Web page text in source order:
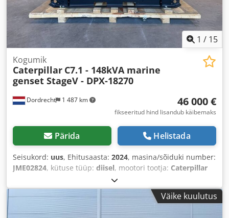
1 / 15
Dordrecht 1 487 km
Kogumik
Caterpillar C7.1 - 148kVA marine
genset StageV - DPX-18270
46 000 €
fikseeritud hind lisandub käibemaks
Pärida Helistada
Seisukord: uus, Ehitusaasta: 2024, masina/sõiduki number:
JME02824, kütuse tüüp: diisel, mootori tootja: Caterpillar
Väike kuulutus